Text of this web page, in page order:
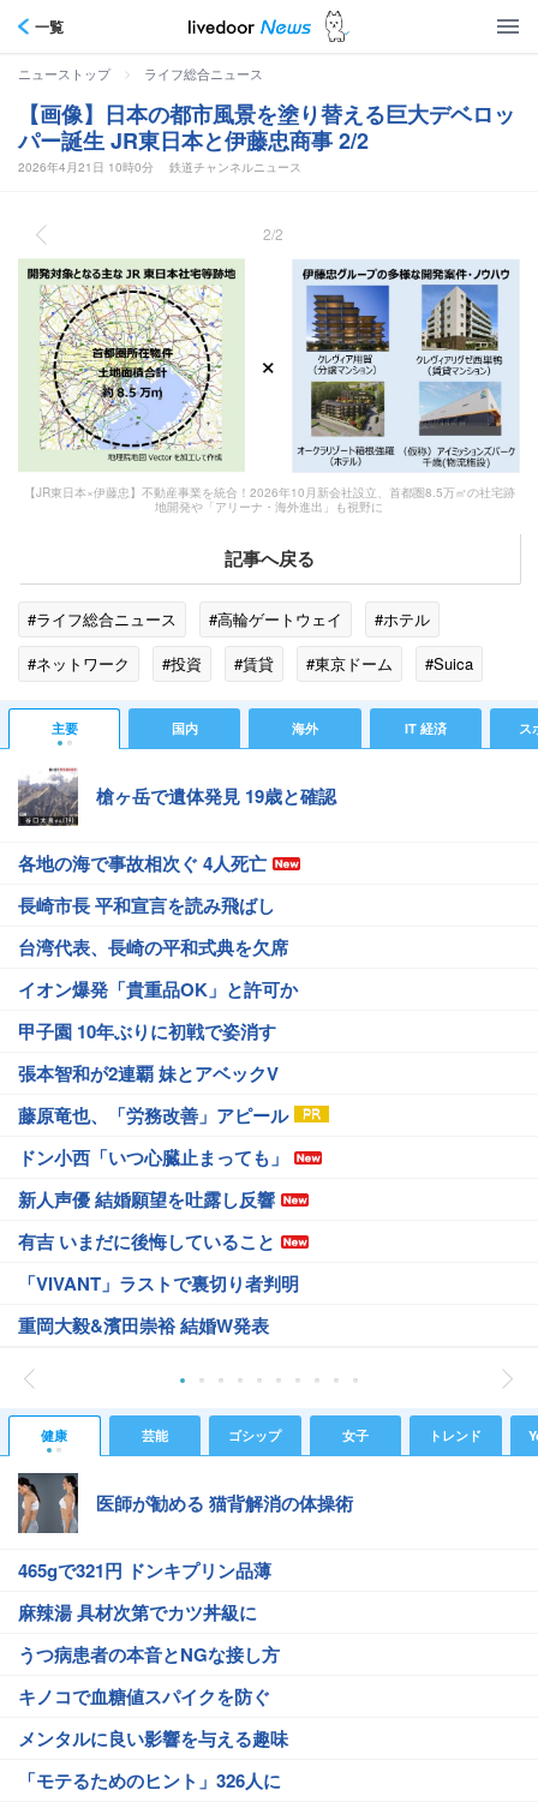
一覧
ニューストップ > ライフ総合ニュース
【画像】日本の都市風景を塗り替える巨大デベロッ
パー誕生 JR東日本と伊藤忠商事 2/2
2026年4月21日 10時0分 鉄道チャンネルニュース
2/2
【JR東日本×伊藤忠】不動産事業を統合！2026年10月新会社設立、首都圏8.5万㎡の社宅跡
地開発や「アリーナ・海外進出」も視野に
記事へ戻る
#ライフ総合ニュース #高輪ゲートウェイ
#ホテル
#ネットワーク
#投資 #賃貸 #東京ドーム
#Suica
#不動産
#JR東日本 #伊藤忠商事 #ゲートウェイ
主要 国内 海外 IT 経済 ス
槍ヶ岳で遺体発見 19歳と確認
各地の海で事故相次ぐ 4人死亡
長崎市長 平和宣言を読み飛ばし
台湾代表、長崎の平和式典を欠席
イオン爆発「貴重品OK」と許可か
甲子園 10年ぶりに初戦で姿消す
張本智和が2連覇 妹とアベックV
藤原竜也、「労務改善」アピール
ドン小西「いつ心臓止まっても」
新人声優 結婚願望を吐露し反響
有吉 いまだに後悔していること
「VIVANT」ラストで裏切り者判明
重岡大毅&濱田崇裕 結婚W発表
健康 芸能 ゴシップ 女子 トレンド
医師が勧める 猫背解消の体操術
465gで321円 ドンキプリン品薄
麻辣湯 具材次第でカツ丼級に
うつ病患者の本音とNGな接し方
キノコで血糖値スパイクを防ぐ
メンタルに良い影響を与える趣味
「モテるためのヒント」326人に